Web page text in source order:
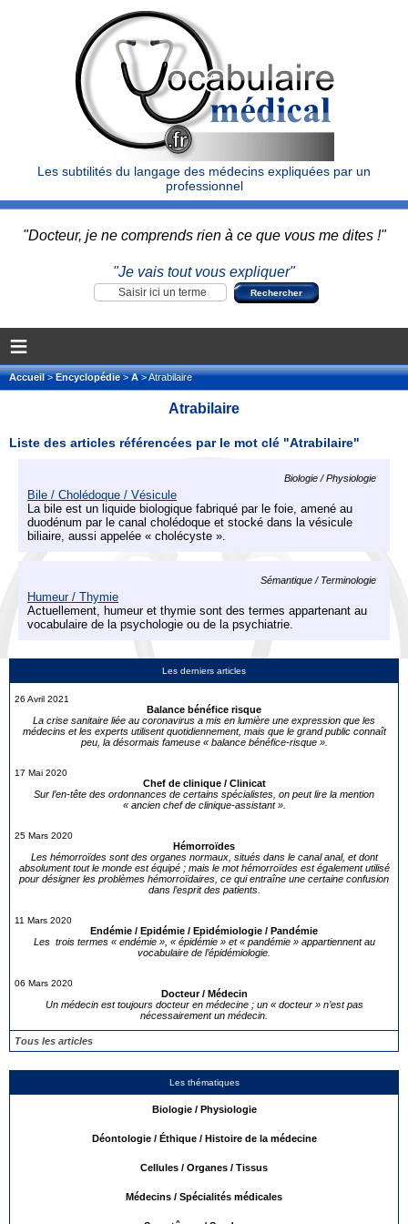
Les subtilités du langage des médecins expliquées par un
professionnel
"Docteur, je ne comprends rien à ce que vous me dites !"
"Je vais tout vous expliquer"
≡
Accueil>Encyclopédie>A> Atrabilaire
Les derniers articles
26 Avril 2021
Balance bénéfice risque
La crise sanitaire liée au coronavirus a mis en lumière une expression que les
médecins et les experts utilisent quotidiennement, mais que le grand public connaît
peu, la désormais fameuse « balance bénéfice-risque ».
17 Mai 2020
Chef de clinique / Clinicat
Sur l’en-tête des ordonnances de certains spécialistes, on peut lire la mention
« ancien chef de clinique-assistant ».
25 Mars 2020
Hémorroïdes
Les hémorroïdes sont des organes normaux, situés dans le canal anal, et dont
absolument tout le monde est équipé ; mais le mot hémorroïdes est également utilisé
pour désigner les problèmes hémorroïdaires, ce qui entraîne une certaine confusion
dans l’esprit des patients.
11 Mars 2020
Endémie / Epidémie / Epidémiologie / Pandémie
Les trois termes « endémie », « épidémie » et « pandémie » appartiennent au
vocabulaire de l’épidémiologie.
06 Mars 2020
Docteur / Médecin
Un médecin est toujours docteur en médecine ; un « docteur » n’est pas
nécessairement un médecin.
Tous les articles
Les thématiques
Biologie / Physiologie
Déontologie / Éthique / Histoire de la médecine
Cellules / Organes / Tissus
Médecins / Spécialités médicales
Atrabilaire
Liste des articles référencées par le mot clé "Atrabilaire"
Biologie / Physiologie
Bile / Cholédoque / Vésicule
La bile est un liquide biologique fabriqué par le foie, amené au
duodénum par le canal cholédoque et stocké dans la vésicule
biliaire, aussi appelée « cholécyste ».
Sémantique / Terminologie
Humeur / Thymie
Actuellement, humeur et thymie sont des termes appartenant au
vocabulaire de la psychologie ou de la psychiatrie.